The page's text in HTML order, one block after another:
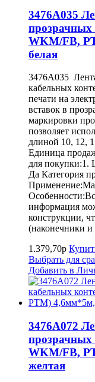
3476A035
прозрачных
WKM/FB,
белая
3476A035
кабельных
печати на
вставок в
маркировки
позволяет
длиной 10, 12,
Единица
для покупки:1.
Да Категория
информация
конструкции,
(наконечники и
1.379,70р
Выбрать для
Добавить в
3476A072
прозрачных
WKM/FB,
желтая